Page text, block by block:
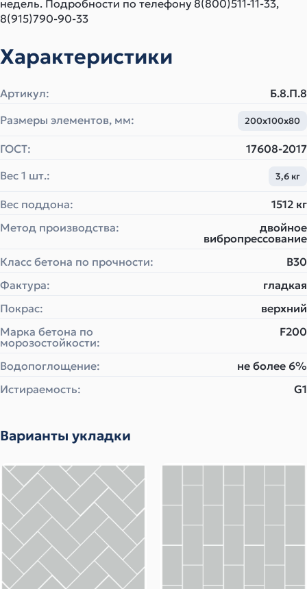
недель. Подробности по телефону 8(800)511-11-33,
8(915)790-90-33
Характеристики
Артикул:
Б.8.П.8
Размеры элементов, мм:
200х100х80
ГОСТ:
17608-2017
Вес 1 шт.:
3,6 кг
Вес поддона:
1512 кг
Метод производства:
двойное
вибропрессование
Класс бетона по прочности:
B30
Фактура:
гладкая
Покрас:
верхний
Марка бетона по
морозостойкости:
F200
Водопоглощение:
не более 6%
Истираемость:
G1
Варианты укладки